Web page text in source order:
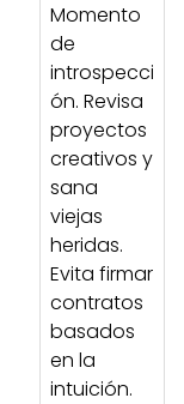
Momento
de
introspecci
ón. Revisa
proyectos
creativos y
sana
viejas
heridas.
Evita firmar
contratos
basados
en la
intuición.